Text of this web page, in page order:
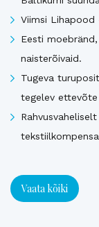
Viimsi
Eesti
naisterõivaid.
Tugeva
tegelev ettevõte
Vaata kõiki